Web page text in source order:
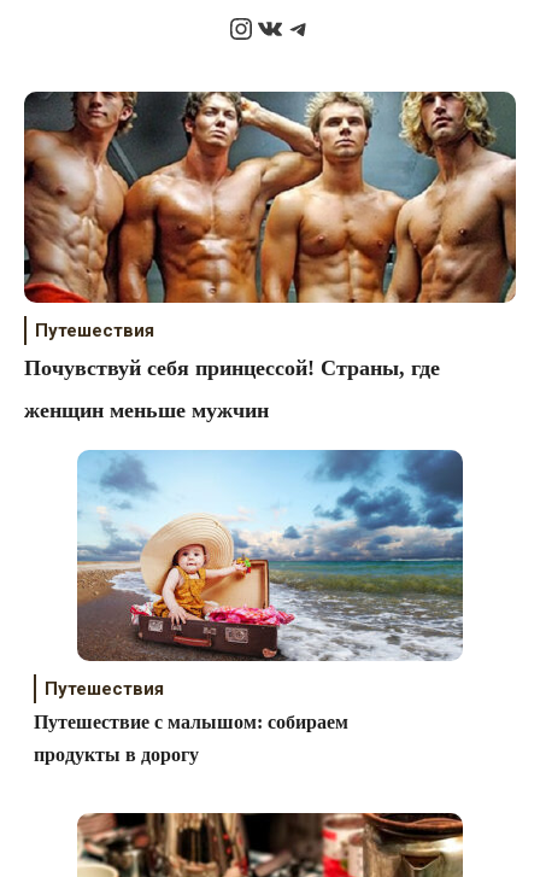
Instagram
ВКонтакте
Telegram
Путешествия
Почувствуй себя принцессой! Страны, где
женщин меньше мужчин
Путешествия
Путешествие с малышом: собираем
продукты в дорогу